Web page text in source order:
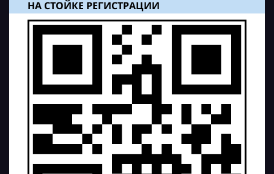
НА СТОЙКЕ РЕГИСТРАЦИИ